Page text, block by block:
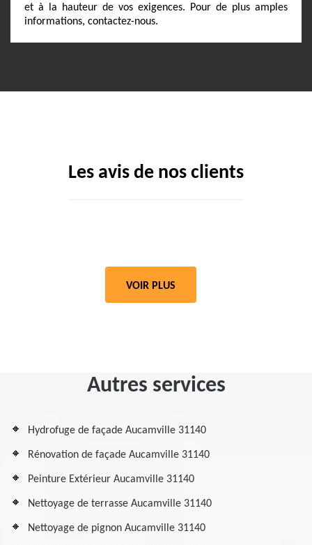
et à la hauteur de vos exigences. Pour de plus amples
informations, contactez-nous.
Les avis de nos clients
VOIR PLUS
Autres services
Hydrofuge de façade Aucamville 31140
Rénovation de façade Aucamville 31140
Peinture Extérieur Aucamville 31140
Nettoyage de terrasse Aucamville 31140
Nettoyage de pignon Aucamville 31140